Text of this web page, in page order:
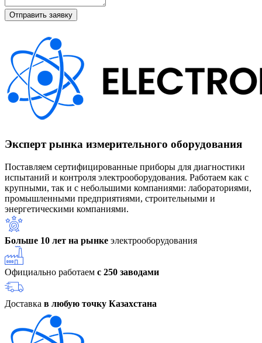
Эксперт рынка измерительного оборудования
Поставляем сертифицированные приборы для диагностики
испытаний и контроля электрооборудования. Работаем как с
крупными, так и с небольшими компаниями: лабораториями,
промышленными предприятиями, строительными и
энергетическими компаниями.
Больше 10 лет на рынке электрооборудования
Официально работаем с 250 заводами
Доставка в любую точку Казахстана